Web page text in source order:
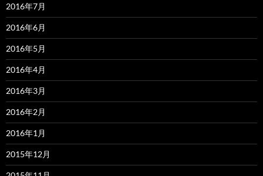
2016年7月
2016年6月
2016年5月
2016年4月
2016年3月
2016年2月
2016年1月
2015年12月